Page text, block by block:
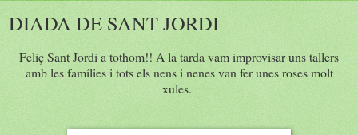
DIADA DE SANT JORDI
Feliç Sant Jordi a tothom!! A la tarda vam improvisar uns tallers
amb les famílies i tots els nens i nenes van fer unes roses molt
xules.